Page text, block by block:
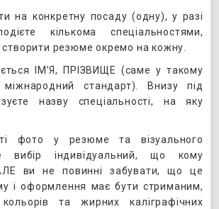
на конкретну посаду (одну), у разі
кількома спеціальностями,
резюме окремо на кожну.
ІМ’Я, ПРІЗВИЩЕ (саме у такому
стандарт). Внизу під
назву спеціальності, на яку
фото у резюме та візуального
індивідуальний, що кому
ви не повинні забувати, що це
і оформлення має бути стриманим,
та жирних каліграфічних